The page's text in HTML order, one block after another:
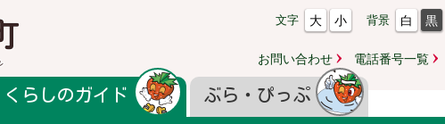
文字 大 小 背景 白 黒
お問い合わせ 電話番号一覧
くらしのガイド ぶら・ぴっぷ